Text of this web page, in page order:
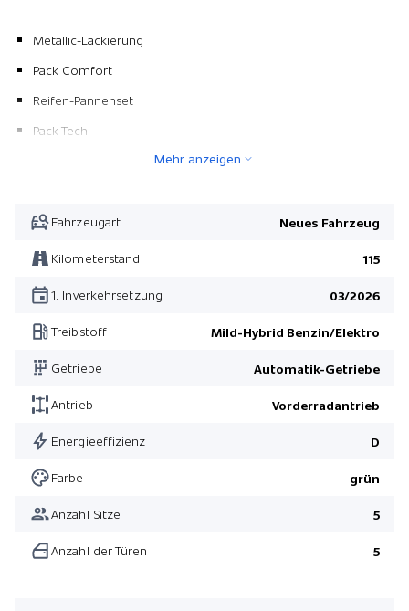
Metallic-Lackierung
Pack Comfort
Reifen-Pannenset
Pack Tech
Mehr anzeigen
Fahrzeugart Neues Fahrzeug
Kilometerstand 115
1. Inverkehrsetzung 03/2026
Treibstoff Mild-Hybrid Benzin/Elektro
Getriebe Automatik-Getriebe
Antrieb Vorderradantrieb
Energieeffizienz D
Farbe grün
Anzahl Sitze 5
Anzahl der Türen 5